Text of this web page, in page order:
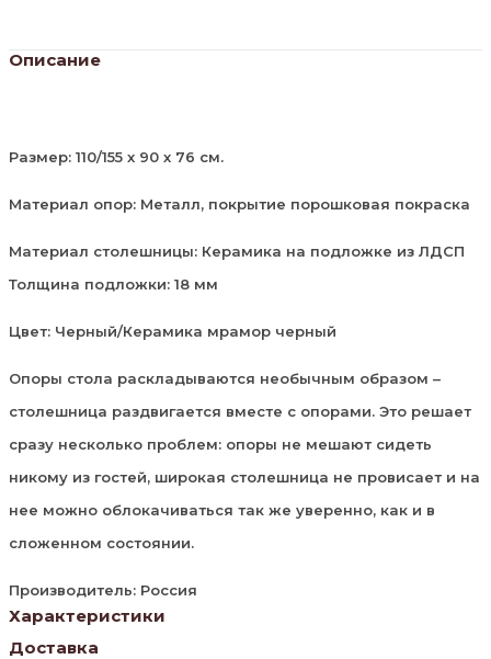
Описание
Размер: 110/155 х 90 х 76 см.
Материал опор: Металл, покрытие порошковая покраска
Материал столешницы: Керамика на подложке из ЛДСП
Толщина подложки: 18 мм
Цвет: Черный/Керамика мрамор черный
Опоры стола раскладываются необычным образом –
столешница раздвигается вместе с опорами. Это решает
сразу несколько проблем: опоры не мешают сидеть
никому из гостей, широкая столешница не провисает и на
нее можно облокачиваться так же уверенно, как и в
сложенном состоянии.
Производитель: Россия
Характеристики
Доставка